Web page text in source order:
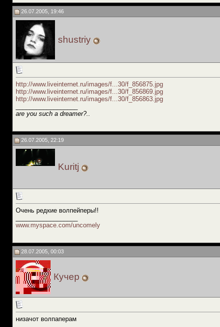
26.07.2005, 19:46
shustriy
http://www.liveinternet.ru/images/f...30/f_856875.jpg
http://www.liveinternet.ru/images/f...30/f_856869.jpg
http://www.liveinternet.ru/images/f...30/f_856863.jpg
are you such a dreamer?..
26.07.2005, 22:19
Kuritj
Очень редкие волпейперы!!
www.myspace.com/uncomely
28.07.2005, 00:03
Кучер
низачот волпаперам